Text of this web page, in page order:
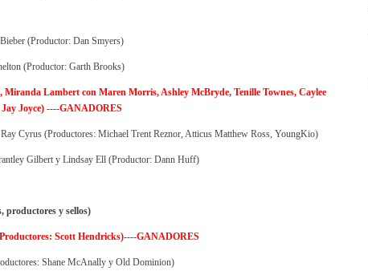
(Productor: Dan Smyers)
(Productor: Garth Brooks)
Lambert con Maren Morris, Ashley McBryde, Tenille Townes, Caylee
Joyce) ----GANADORES
Cyrus (Productores: Michael Trent Reznor, Atticus Matthew Ross, YoungKio)
Gilbert y Lindsay Ell (Productor: Dann Huff)
productores y sellos)
Scott Hendricks)----GANADORES
Shane McAnally y Old Dominion)